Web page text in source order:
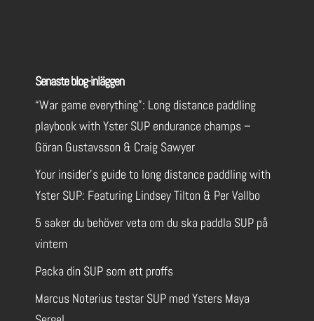
Senaste blog-inläggen
“War game everything”: Long distance paddling
playbook with Yster SUP endurance champs –
Göran Gustavsson & Craig Sawyer
Your insider’s guide to long distance paddling with
Yster SUP: Featuring Lindsey Tilton & Per Vallbo
5 saker du behöver veta om du ska paddla SUP på
vintern
Packa din SUP som ett proffs
Marcus Noterius testar SUP med Ysters Maya